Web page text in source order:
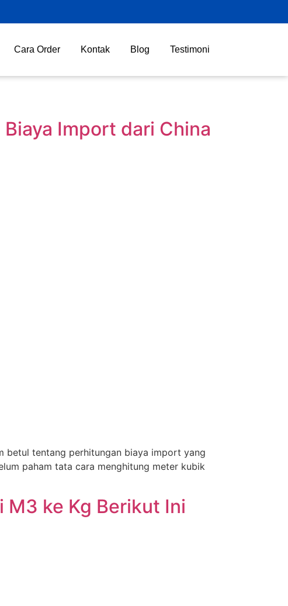
Cara Order Kontak Blog Testimoni
Import dari China
betul tentang perhitungan biaya import yang
paham tata cara menghitung meter kubik
M3 ke Kg Berikut Ini